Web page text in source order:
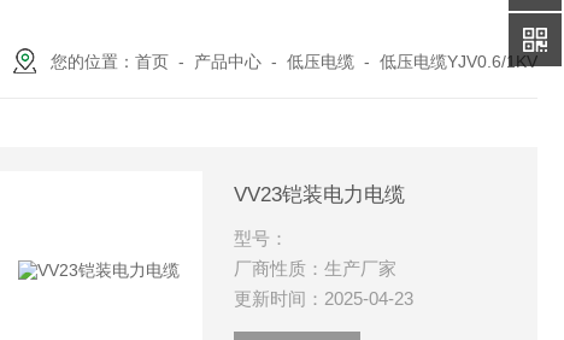
您的位置： 首页 - 产品中心 - 低压电缆 - 低压电缆YJV0.6/1KV
VV23铠装电力电缆
型号：
厂商性质：生产厂家
更新时间：2025-04-23